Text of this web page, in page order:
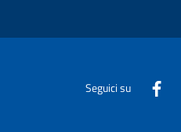
Seguici su